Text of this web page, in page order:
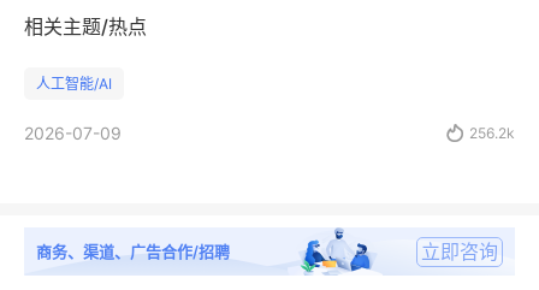
相关主题/热点
人工智能/AI
2026-07-09  256.2k
商务、渠道、广告合作/招聘 立即咨询